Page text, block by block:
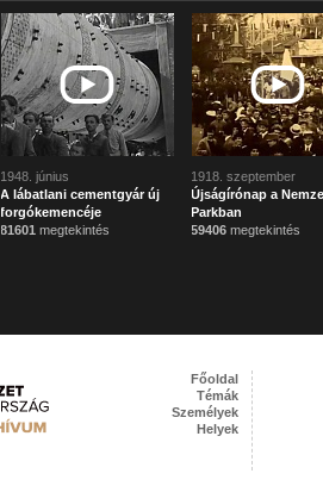
1948. június
A lábatlani cementgyár új
forgókemencéje
81601 megtekintés
1918. szeptember
Újságírónap a
Parkban
59406 megtekintés
Főoldal
Témák
Személyek
Helyek